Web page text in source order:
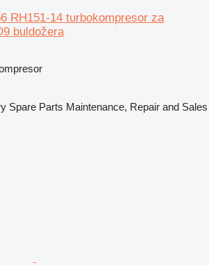
RH151-14 turbokompresor za
buldožera
Spare Parts Maintenance, Repair and Sales